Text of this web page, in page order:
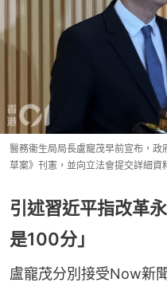
醫務衞生局局長盧寵茂早前宣布，
草案》刊憲，並向立法會提交詳細資
引述習近平指改革
是100分」
盧寵茂分別接受Now新